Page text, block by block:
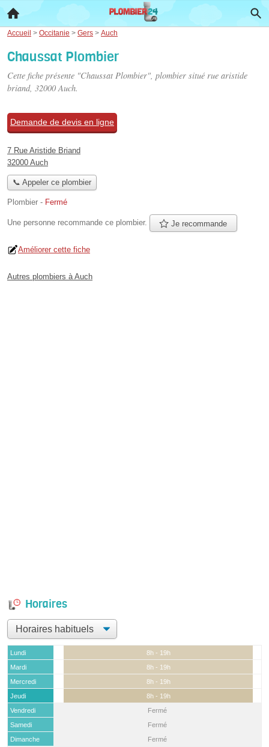
Accueil > Occitanie > Gers > Auch
Chaussat Plombier
Cette fiche présente "Chaussat Plombier", plombier situé rue aristide
briand, 32000 Auch.
Demande de devis en ligne
7 Rue Aristide Briand
32000 Auch
📞 Appeler ce plombier
Plombier - Fermé
Une personne recommande ce plombier. Je recommande
Améliorer cette fiche
Autres plombiers à Auch
Horaires
Lundi
8h - 19h
Mardi
8h - 19h
Mercredi
8h - 19h
Jeudi
8h - 19h
Vendredi
Fermé
Samedi
Fermé
Dimanche
Fermé